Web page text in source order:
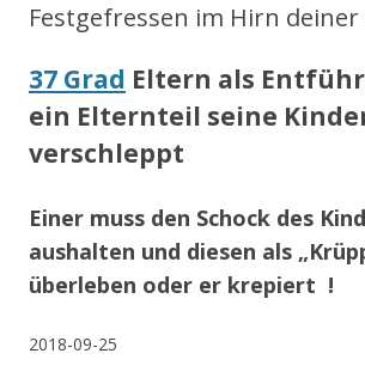
Festgefressen im Hirn
37 Grad Eltern als
ein Elternteil seine
verschleppt
Einer muss den Schock des
aushalten und diesen als
überleben oder er krepiert !
2018-09-25